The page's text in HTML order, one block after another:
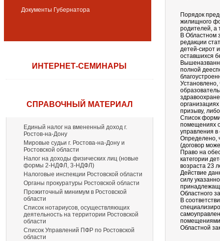
Документы Губернатора
ИНТЕРНЕТ-СЕМИНАРЫ
СПРАВОЧНЫЙ МАТЕРИАЛ
Единый налог на вмененный доход г.
Ростов-на-Дону
Мировые судьи г. Ростова-на-Дону и
Ростовской области
Налог на доходы физических лиц (новые
формы 2-НДФЛ, 3-НДФЛ)
Налоговые инспекции Ростовской области
Органы прокуратуры Ростовской области
Прожиточный минимум в Ростовской
области
Список нотариусов, осуществляющих
деятельность на территории Ростовской
области
Список Управлений ПФР по Ростовской
области
Порядок
жилищного
родителей, а
В Областном
редакции
детей-сирот
оставшихся
полной
призыву,
Список
помещениях
управления
Определено,
(договор
Право на
категории
возраста 23
Действие
силу
Областного
В
помещениями
Областной